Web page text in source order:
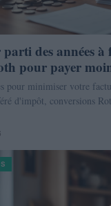
des années à
pour payer
pour minimiser votre
d'impôt, conversions